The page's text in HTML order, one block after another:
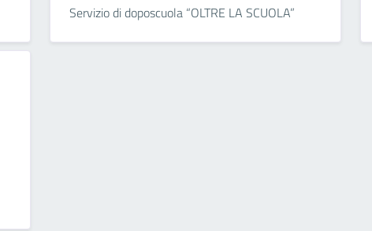
Servizio di doposcuola “OLTRE LA SCUOLA”